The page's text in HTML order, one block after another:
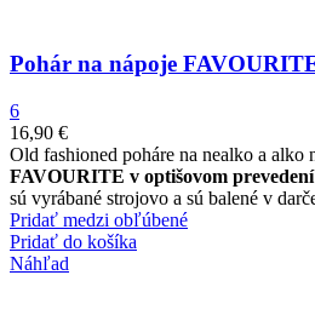
Pohár na nápoje
6
16,90 €
Old fashioned poháre na nealko a alko
FAVOURITE v optišovom prevedení
sú vyrábané strojovo a sú balené v
Pridať medzi obľúbené
Pridať do košíka
Náhľad